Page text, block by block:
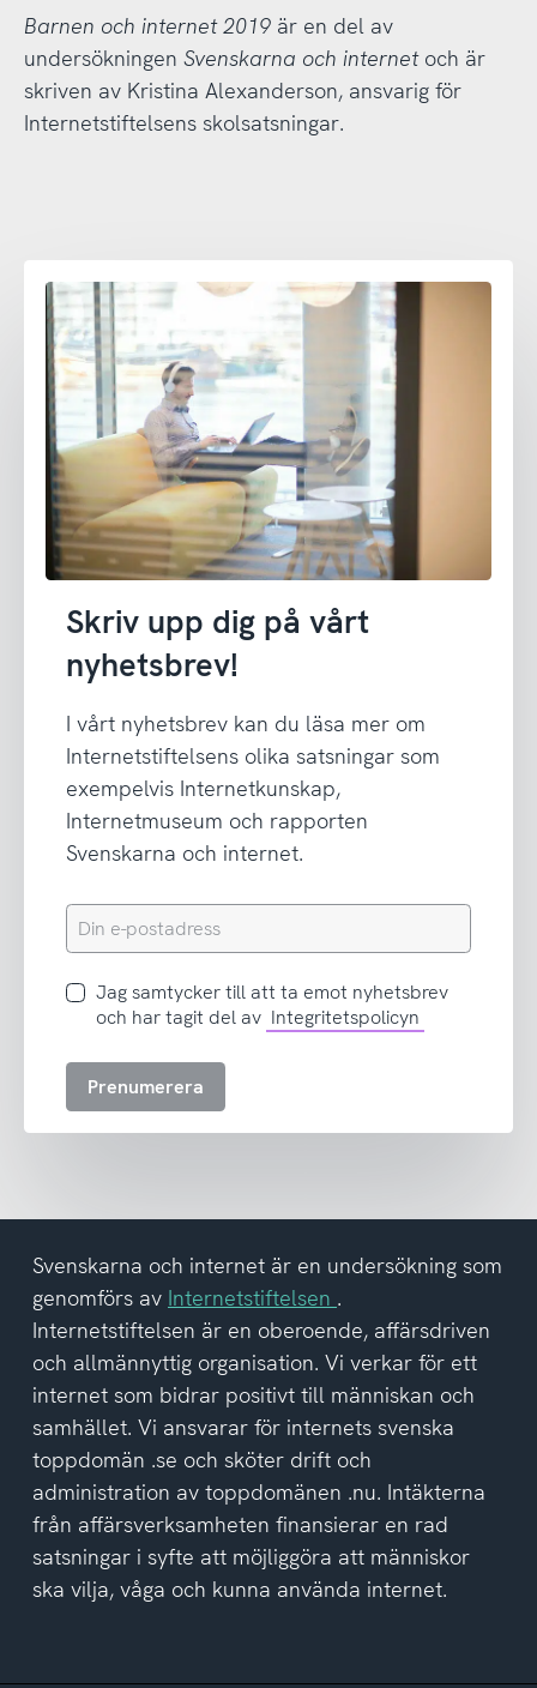
Barnen och internet 2019är en del av
undersökningen Svenskarna och internetoch är
skriven av Kristina Alexanderson, ansvarig för
Internetstiftelsens skolsatsningar.
Skriv upp dig på vårt
nyhetsbrev!
I vårt nyhetsbrev kan du läsa mer om
Internetstiftelsens olika satsningar som
exempelvis Internetkunskap,
Internetmuseum och rapporten
Svenskarna och internet.
Din
e-
Jag
samtycker
att
del
av
integritetspolicyn
Jag samtycker till att ta emot nyhetsbrev
och har tagit del av Integritetspolicyn
Prenumerera
Svenskarna och internet är en undersökning som
genomförs av Internetstiftelsen .
Internetstiftelsen är en oberoende, affärsdriven
och allmännyttig organisation. Vi verkar för ett
internet som bidrar positivt till människan och
samhället. Vi ansvarar för internets svenska
toppdomän .se och sköter drift och
administration av toppdomänen .nu. Intäkterna
från affärsverksamheten finansierar en rad
satsningar i syfte att möjliggöra att människor
ska vilja, våga och kunna använda internet.